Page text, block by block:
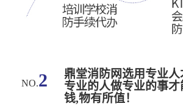
NO.2
鼎堂消防网选用专业
专业的人做专业的事
钱,物有所值！